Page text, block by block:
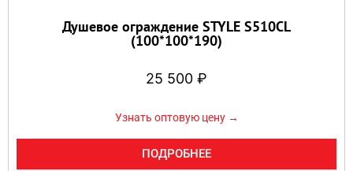
Душевое ограждение STYLE S510CL
(100*100*190)
25 500 ₽
Узнать оптовую цену →
ПОДРОБНЕЕ